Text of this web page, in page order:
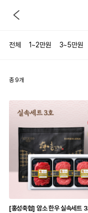
전체 1~2만원 3~5만원
총 9개
[홍성축협] 암소 한우 실속세트